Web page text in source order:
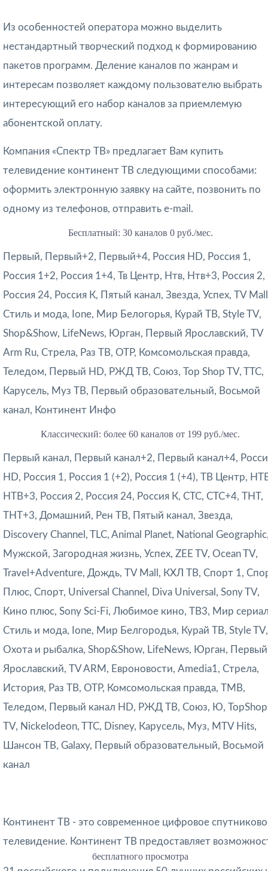
Из особенностей оператора можно выделить
нестандартный творческий подход к формированию
пакетов программ. Деление каналов по жанрам и
интересам позволяет каждому пользователю выбрать
интересующий его набор каналов за приемлемую
абонентской оплату.
Компания «Спектр ТВ» предлагает Вам купить
телевидение континент ТВ следующими способами:
оформить электронную заявку на сайте, позвонить по
одному из телефонов, отправить e-mail.
Бесплатный: 30 каналов 0 руб./мес.
Первый, Первый+2, Первый+4, Россия HD, Россия 1,
Россия 1+2, Россия 1+4, Тв Центр, Нтв, Нтв+3, Россия 2,
Россия 24, Россия К, Пятый канал, Звезда, Успех, TV
Стиль и мода, Ione, Мир Белогорья, Курай ТВ, Style TV,
Shop&Show, LifeNews, Юрган, Первый Ярославский, TV
Arm Ru, Стрела, Раз ТВ, ОТР, Комсомольская правда,
Теледом, Первый HD, РЖД ТВ, Союз, Top Shop TV, TTC,
Карусель, Муз ТВ, Первый образовательный, Восьмой
канал, Континент Инфо
Классический: более 60 каналов от 199 руб./мес.
Первый канал, Первый канал+2, Первый канал+4,
HD, Россия 1, Россия 1 (+2), Россия 1 (+4), ТВ Центр,
НТВ+3, Россия 2, Россия 24, Россия К, СТС, СТС+4, ТНТ,
ТНТ+3, Домашний, Рен ТВ, Пятый канал, Звезда,
Discovery Channel, TLC, Animal Planet, National
Мужской, Загородная жизнь, Успех, ZEE TV, Ocean TV,
Travel+Adventure, Дождь, TV Mall, КХЛ ТВ, Спорт 1,
Плюс, Спорт, Universal Channel, Diva Universal, Sony TV,
Кино плюс, Sony Sci-Fi, Любимое кино, ТВ3, Мир
Стиль и мода, Ione, Мир Белгородья, Курай ТВ, Style TV,
Охота и рыбалка, Shop&Show, LifeNews, Юрган, Первый
Ярославский, TV ARM, Евроновости, Amedia1, Стрела,
История, Раз ТВ, ОТР, Комсомольская правда, ТМВ,
Теледом, Первый канал HD, РЖД ТВ, Союз, Ю, TopShop
TV, Nickelodeon, TTC, Disney, Карусель, Муз, MTV Hits,
Шансон ТВ, Galaxy, Первый образовательный, Восьмой
канал
Континент ТВ - это современное цифровое
телевидение. Континент ТВ предоставляет
бесплатного просмотра